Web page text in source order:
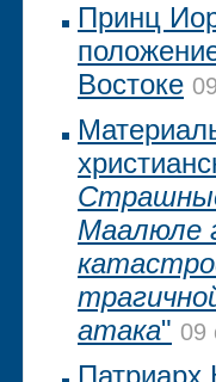
Принц
Востоке
Маалюле
атака" 09
Патриарх